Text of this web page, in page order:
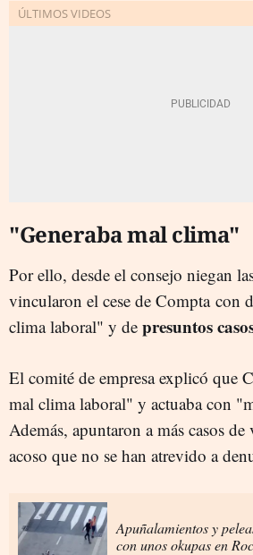
"Generaba mal clima"
Por ello, desde el consejo niegan
vincularon el cese de Compta con
clima laboral" y de presuntos
El comité de empresa explicó que
mal clima laboral" y actuaba con
Además, apuntaron a más casos
acoso que no se han atrevido a
Apuñalamientos y
con unos okupas en